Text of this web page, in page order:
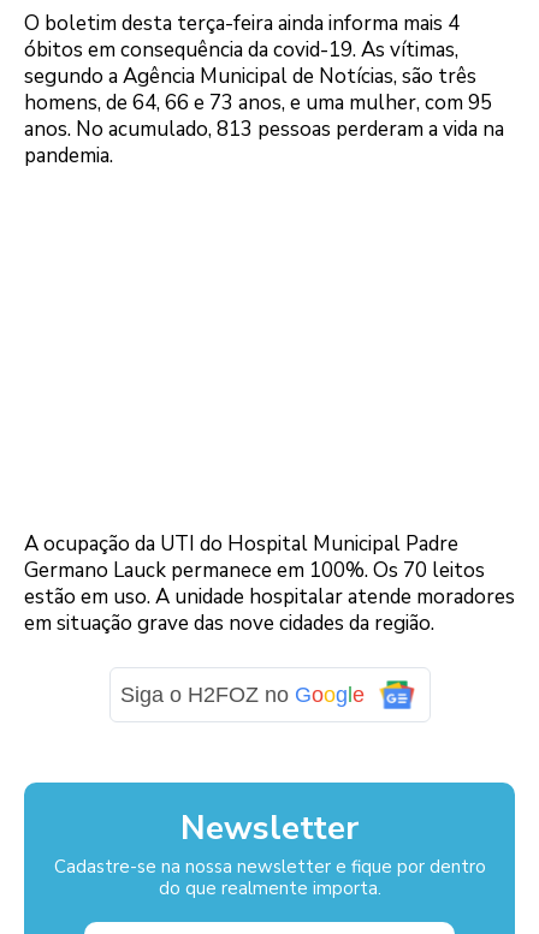
O boletim desta terça-feira ainda informa mais 4
óbitos em consequência da covid-19. As vítimas,
segundo a Agência Municipal de Notícias, são três
homens, de 64, 66 e 73 anos, e uma mulher, com 95
anos. No acumulado, 813 pessoas perderam a vida na
pandemia.
A ocupação da UTI do Hospital Municipal Padre
Germano Lauck permanece em 100%. Os 70 leitos
estão em uso. A unidade hospitalar atende moradores
em situação grave das nove cidades da região.
Siga o H2FOZ no Goog e
Newsletter
Cadastre-se na nossa newsletter e fique por dentro
do que realmente importa.